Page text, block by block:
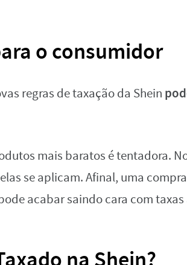
o consumidor
regras de taxação da Shein
mais baratos é tentadora.
se aplicam. Afinal, uma
acabar saindo cara com